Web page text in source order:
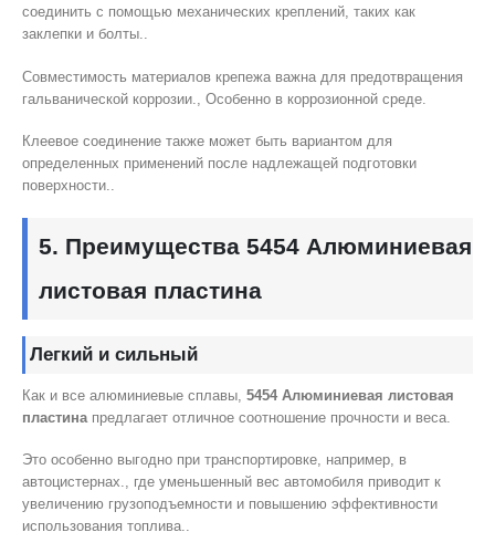
соединить с помощью механических креплений, таких как
заклепки и болты..
Совместимость материалов крепежа важна для предотвращения
гальванической коррозии., Особенно в коррозионной среде.
Клеевое соединение также может быть вариантом для
определенных применений после надлежащей подготовки
поверхности..
5. Преимущества 5454 Алюминиевая
листовая пластина
Легкий и сильный
Как и все алюминиевые сплавы, 5454 Алюминиевая листовая
пластина предлагает отличное соотношение прочности и веса.
Это особенно выгодно при транспортировке, например, в
автоцистернах., где уменьшенный вес автомобиля приводит к
увеличению грузоподъемности и повышению эффективности
использования топлива..